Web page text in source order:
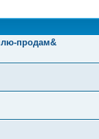
продам&